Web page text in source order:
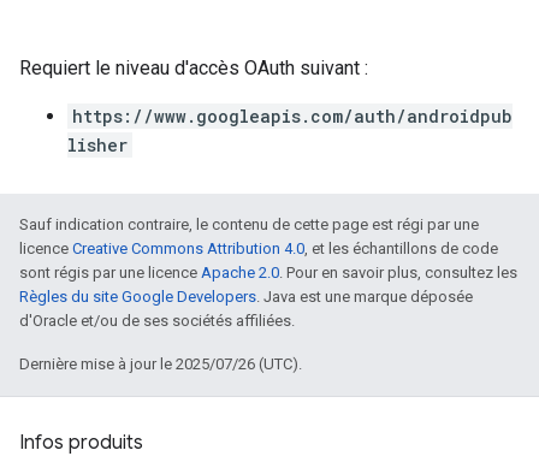
Requiert le niveau d'accès OAuth suivant :
https://www.googleapis.com/auth/androidpub
lisher
Sauf indication contraire, le contenu de cette page est régi par une
licence Creative Commons Attribution 4.0, et les échantillons de code
sont régis par une licence Apache 2.0. Pour en savoir plus, consultez les
Règles du site Google Developers. Java est une marque déposée
d'Oracle et/ou de ses sociétés affiliées.
Dernière mise à jour le 2025/07/26 (UTC).
Infos produits